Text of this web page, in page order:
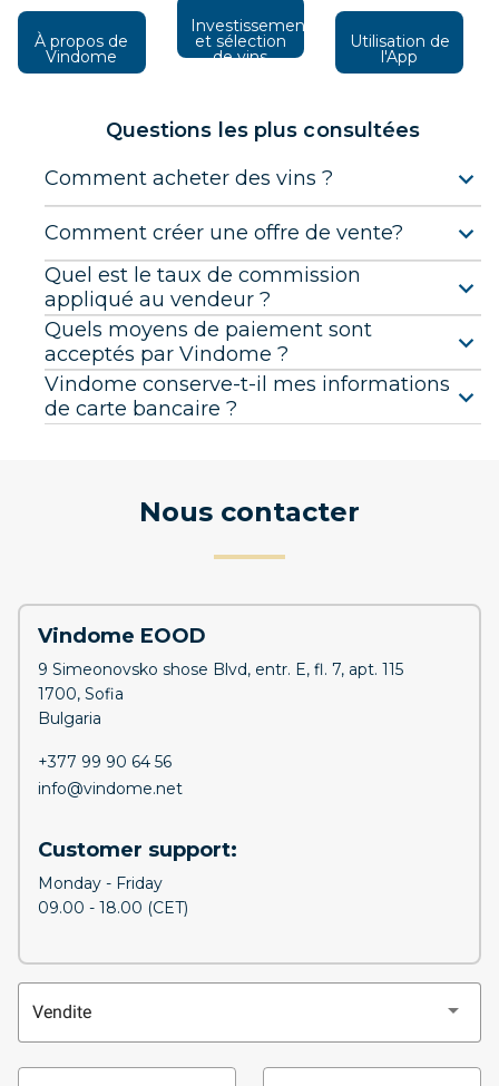
À propos de
Investissement
et sélection
de vins
Utilisation de
Questions les plus consultées
Comment acheter des vins ?
Comment créer une offre de vente?
Quel est le taux de commission
appliqué au vendeur ?
Quels moyens de paiement sont
acceptés par Vindome ?
Vindome conserve-t-il mes informations
de carte bancaire ?
Nous contacter
Vindome EOOD
9 Simeonovsko shose Blvd, entr. E, fl. 7, apt. 115
1700, Sofia
Bulgaria
+377 99 90 64 56
info@vindome.net
Customer support:
Monday - Friday
09.00 - 18.00 (CET)
Vendite